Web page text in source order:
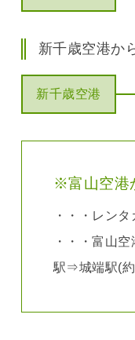
新千歳空港か
新千歳空港
※富山空港
・・・レン
・・・富山
駅⇒城端駅(